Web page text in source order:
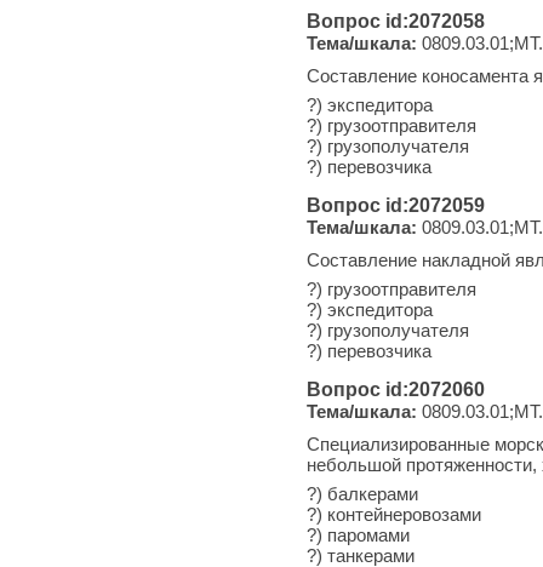
Вопрос id:2072058
Тема/шкала:
Составление коносамента
?) экспедитора
?) грузоотправителя
?) грузополучателя
?) перевозчика
Вопрос id:2072059
Тема/шкала:
Составление накладной
?) грузоотправителя
?) экспедитора
?) грузополучателя
?) перевозчика
Вопрос id:2072060
Тема/шкала:
Специализированные
небольшой протяженности,
?) балкерами
?) контейнеровозами
?) паромами
?) танкерами